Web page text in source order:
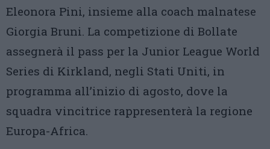
Eleonora Pini, insieme alla coach malnatese
Giorgia Bruni. La competizione di Bollate
assegnerà il pass per la Junior League World
Series di Kirkland, negli Stati Uniti, in
programma all’inizio di agosto, dove la
squadra vincitrice rappresenterà la regione
Europa-Africa.